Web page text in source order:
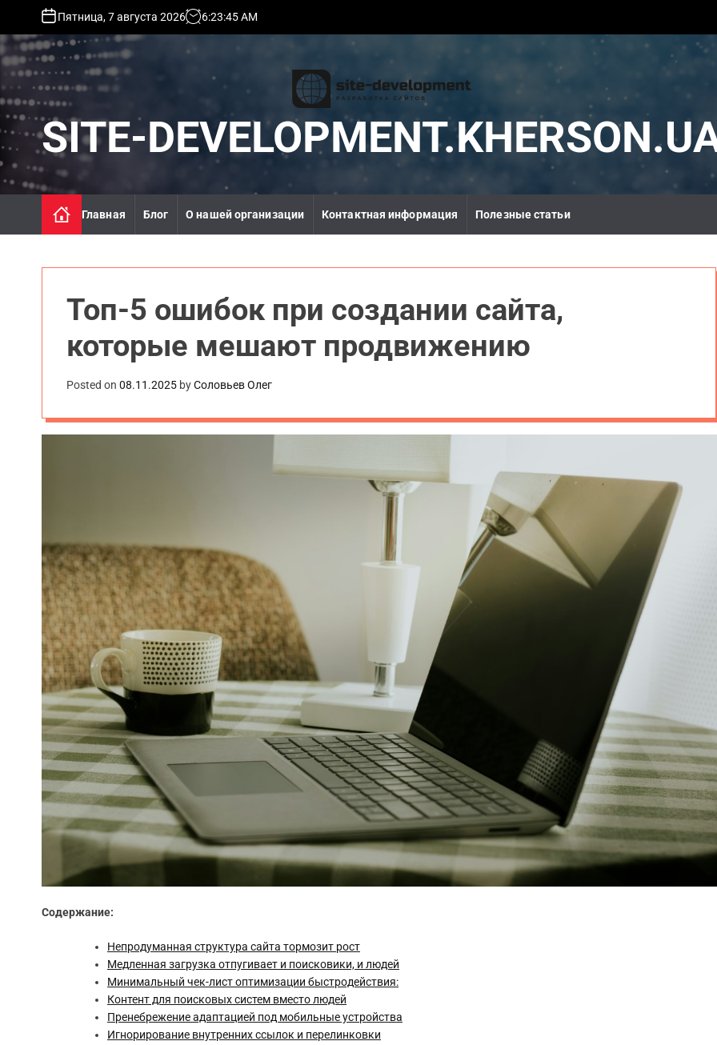
p
o
o
n
t
e
Пятница, 7 августа 2026 6:23:47AM
SITE-
Главная Блог О нашей организации Контактная информация Полезные статьи
Топ-5 ошибок при создании сайта,
которые мешают продвижению
Posted on 08.11.2025 byСоловьев Олег
Содержание:
Непродуманная структура сайта тормозит рост
Медленная загрузка отпугивает и поисковики, и людей
Минимальный чек-лист оптимизации быстродействия:
Контент для поисковых систем вместо людей
Пренебрежение адаптацией под мобильные устройства
Игнорирование внутренних ссылок и перелинковки